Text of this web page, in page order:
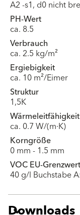
A2 -s1, d0 nicht
PH-Wert
ca. 8.5
Verbrauch
ca. 2.5 kg/m²
Ergiebigkeit
ca. 10 m²/Eimer
Struktur
1,5K
Wärmeleitfähigkeit
ca. 0.7 W/(m·K)
Korngröße
0 mm - 1.5 mm
VOC EU-Grenzwert
40 g/l Buchstabe
Downloads